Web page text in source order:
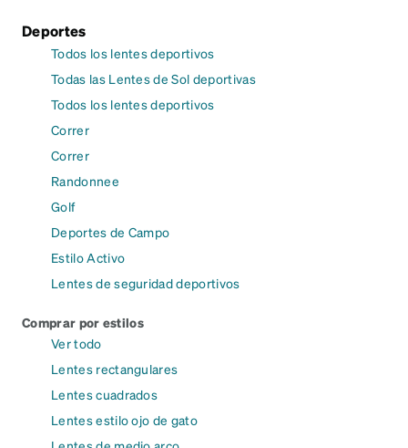
Deportes
Todos los lentes deportivos
Todas las Lentes de Sol deportivas
Todos los lentes deportivos
Correr
Correr
Randonnee
Golf
Deportes de Campo
Estilo Activo
Lentes de seguridad deportivos
Comprar por estilos
Ver todo
Lentes rectangulares
Lentes cuadrados
Lentes estilo ojo de gato